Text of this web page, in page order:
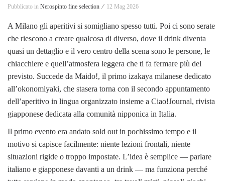
Pubblicato in Nerospinto fine selection ⁄ 12 Mag 2026
A Milano gli aperitivi si somigliano spesso tutti. Poi ci sono serate
che riescono a creare qualcosa di diverso, dove il drink diventa
quasi un dettaglio e il vero centro della scena sono le persone, le
chiacchiere e quell’atmosfera leggera che ti fa fermare più del
previsto. Succede da Maido!, il primo izakaya milanese dedicato
all’okonomiyaki, che stasera torna con il secondo appuntamento
dell’aperitivo in lingua organizzato insieme a Ciao!Journal, rivista
giapponese dedicata alla comunità nipponica in Italia.
Il primo evento era andato sold out in pochissimo tempo e il
motivo si capisce facilmente: niente lezioni frontali, niente
situazioni rigide o troppo impostate. L’idea è semplice — parlare
italiano e giapponese davanti a un drink — ma funziona perché